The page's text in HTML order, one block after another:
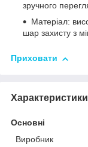
зручного
Матеріал:
шар захисту з
Приховати
Характеристики
Основні
Виробник